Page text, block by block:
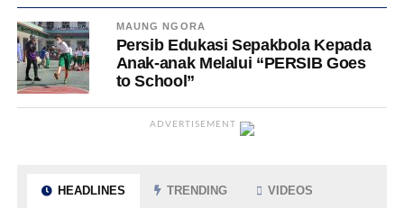
MAUNG NGORA
Persib Edukasi Sepakbola Kepada
Anak-anak Melalui “PERSIB Goes
to School”
ADVERTISEMENT
HEADLINES TRENDING VIDEOS